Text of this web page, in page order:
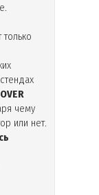
чему
или нет.